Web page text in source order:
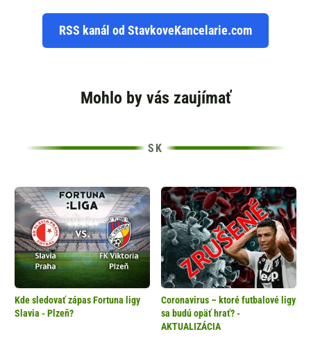
RSS kanál od StavkoveKancelarie.com
Mohlo by vás zaujímať
Kde sledovať zápas Fortuna ligy
Slavia - Plzeň?
Coronavirus – ktoré futbalové ligy
sa budú opäť hrať? -
AKTUALIZÁCIA